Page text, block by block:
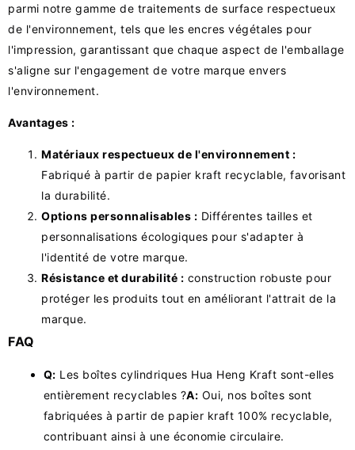
parmi notre gamme de traitements de surface respectueux
de l'environnement, tels que les encres végétales pour
l'impression, garantissant que chaque aspect de l'emballage
s'aligne sur l'engagement de votre marque envers
l'environnement.
Avantages :
Matériaux respectueux de l'environnement :
Fabriqué à partir de papier kraft recyclable, favorisant
la durabilité.
Options personnalisables : Différentes tailles et
personnalisations écologiques pour s'adapter à
l'identité de votre marque.
Résistance et durabilité : construction robuste pour
protéger les produits tout en améliorant l'attrait de la
marque.
FAQ
Q: Les boîtes cylindriques Hua Heng Kraft sont-elles
entièrement recyclables ?A: Oui, nos boîtes sont
fabriquées à partir de papier kraft 100% recyclable,
contribuant ainsi à une économie circulaire.